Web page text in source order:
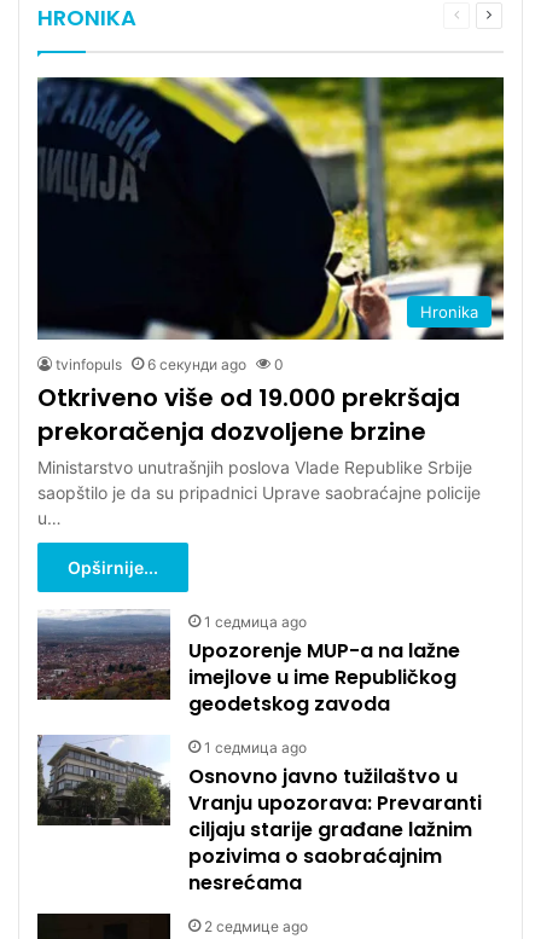
HRONIKA
Previous
Hronika
tvinfopuls 6 секунди ago 0
Otkriveno više od 19.000 prekršaja
prekoračenja dozvoljene brzine
Ministarstvo unutrašnjih poslova Vlade Republike Srbije
saopštilo je da su pripadnici Uprave saobraćajne policije
u…
Opširnije...
1 седмица ago
Upozorenje MUP-a na lažne
imejlove u ime Republičkog
geodetskog zavoda
1 седмица ago
Osnovno javno tužilaštvo u
Vranju upozorava: Prevaranti
ciljaju starije građane lažnim
pozivima o saobraćajnim
nesrećama
2 седмице ago